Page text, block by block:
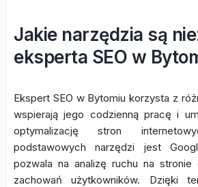
Jakie narzędzia są
eksperta SEO w
Ekspert SEO w Bytomiu korzysta z
wspierają jego codzienną pracę i
optymalizację stron
podstawowych narzędzi jest
pozwala na analizę ruchu na stronie
zachowań użytkowników. Dzięki